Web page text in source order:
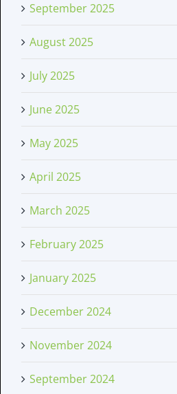
September 2025
August 2025
July 2025
June 2025
May 2025
April 2025
March 2025
February 2025
January 2025
December 2024
November 2024
September 2024